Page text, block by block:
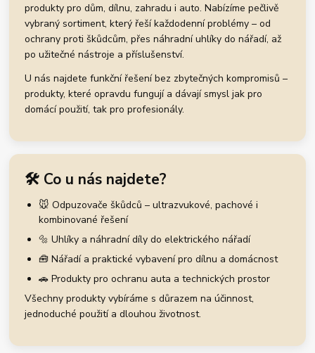
produkty pro dům, dílnu, zahradu i auto. Nabízíme pečlivě
vybraný sortiment, který řeší každodenní problémy – od
ochrany proti škůdcům, přes náhradní uhlíky do nářadí, až
po užitečné nástroje a příslušenství.
U nás najdete funkční řešení bez zbytečných kompromisů –
produkty, které opravdu fungují a dávají smysl jak pro
domácí použití, tak pro profesionály.
🛠️ Co u nás najdete?
🐭 Odpuzovače škůdců – ultrazvukové, pachové i
kombinované řešení
🔩 Uhlíky a náhradní díly do elektrického nářadí
🧰 Nářadí a praktické vybavení pro dílnu a domácnost
🚗 Produkty pro ochranu auta a technických prostor
Všechny produkty vybíráme s důrazem na účinnost,
jednoduché použití a dlouhou životnost.